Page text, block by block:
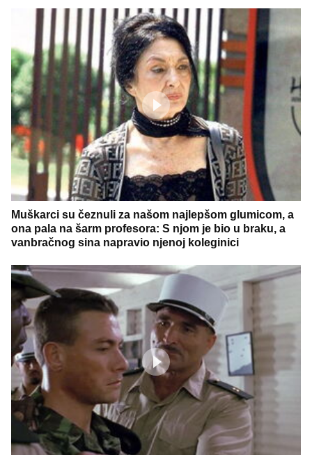
Muškarci su čeznuli za našom najlepšom glumicom, a
ona pala na šarm profesora: S njom je bio u braku, a
vanbračnog sina napravio njenoj koleginici